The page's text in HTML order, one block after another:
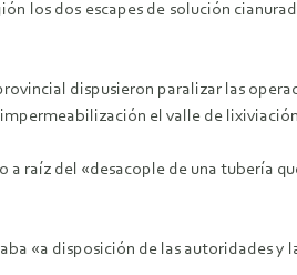
los dos escapes de solución
dispusieron paralizar las
el valle de
raíz del «desacople de una tubería
«a disposición de las autoridades y